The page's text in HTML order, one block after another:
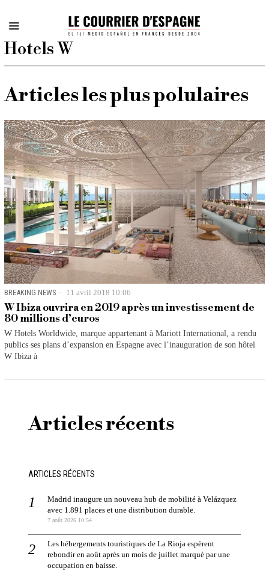
Hotels W
Articles les plus polulaires
BREAKING NEWS 11 avril 2018 10:06
W Ibiza ouvrira en 2019 après un investissement de
80 millions d’euros
W Hotels Worldwide, marque appartenant à Mariott International, a rendu
publics ses plans d’expansion en Espagne avec l’inauguration de son hôtel
W Ibiza à
Articles récents
ARTICLES RÉCENTS
Madrid inaugure un nouveau hub de mobilité à Velázquez
avec 1.891 places et une distribution durable.
7 août 2026 10:54
Les hébergements touristiques de La Rioja espèrent
rebondir en août après un mois de juillet marqué par une
occupation en baisse.